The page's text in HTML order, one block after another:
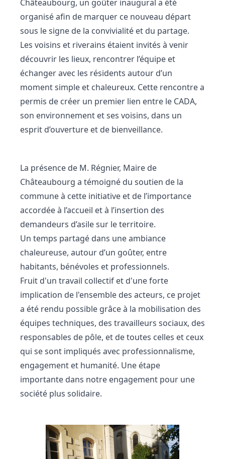
Châteaubourg, un goûter inaugural a été
organisé afin de marquer ce nouveau départ
sous le signe de la convivialité et du partage.
Les voisins et riverains étaient invités à venir
découvrir les lieux, rencontrer l’équipe et
échanger avec les résidents autour d’un
moment simple et chaleureux. Cette rencontre a
permis de créer un premier lien entre le CADA,
son environnement et ses voisins, dans un
esprit d’ouverture et de bienveillance.
La présence de M. Régnier, Maire de
Châteaubourg a témoigné du soutien de la
commune à cette initiative et de l’importance
accordée à l’accueil et à l’insertion des
demandeurs d’asile sur le territoire.
Un temps partagé dans une ambiance
chaleureuse, autour d’un goûter, entre
habitants, bénévoles et professionnels.
Fruit d'un travail collectif et d'une forte
implication de l'ensemble des acteurs, ce projet
a été rendu possible grâce à la mobilisation des
équipes techniques, des travailleurs sociaux, des
responsables de pôle, et de toutes celles et ceux
qui se sont impliqués avec professionnalisme,
engagement et humanité. Une étape
importante dans notre engagement pour une
société plus solidaire.